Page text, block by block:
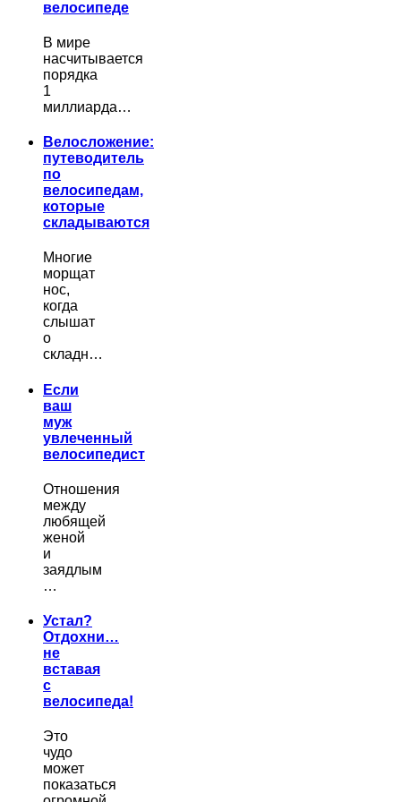
велосипеде
В мире
насчитывается
порядка
1
миллиарда…
Велосложение:
путеводитель
по
велосипедам,
которые
складываются
Многие
морщат
нос,
когда
слышат
о
складн…
Если
ваш
муж
увлеченный
велосипедист
Отношения
между
любящей
женой
и
заядлым
…
Устал?
Отдохни…
не
вставая
с
велосипеда!
Это
чудо
может
показаться